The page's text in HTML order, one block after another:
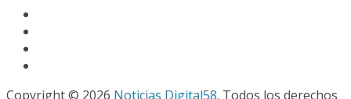
Copyright © 2026 Noticias Digital58. Todos los derechos